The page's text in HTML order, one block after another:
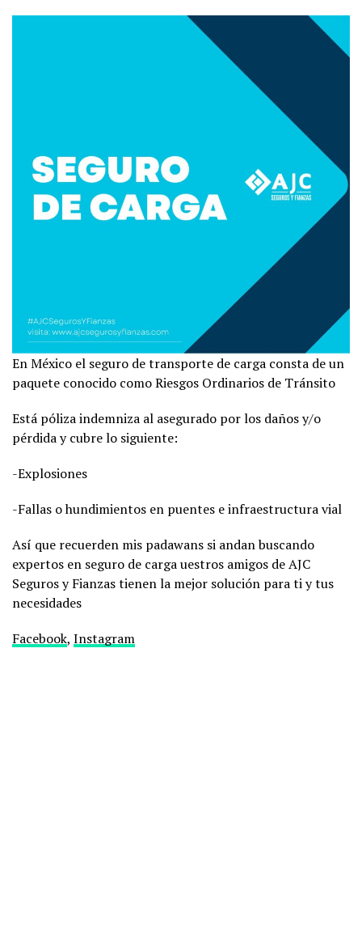
En México el seguro de transporte de carga consta de un
paquete conocido como Riesgos Ordinarios de Tránsito
Está póliza indemniza al asegurado por los daños y/o
pérdida y cubre lo siguiente:
-Explosiones
-Fallas o hundimientos en puentes e infraestructura vial
Así que recuerden mis padawans si andan buscando
expertos en seguro de carga uestros amigos de AJC
Seguros y Fianzas tienen la mejor solución para ti y tus
necesidades
Facebook, Instagram